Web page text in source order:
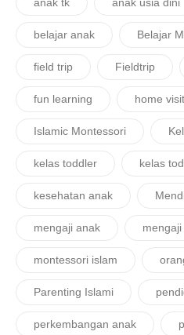
anak tk anak usia dini
belajar anak Belajar
field trip Fieldtrip
fun learning home visit
Islamic Montessori
kelas toddler kelas
kesehatan anak
mengaji anak
montessori islam
Parenting Islami
perkembangan anak